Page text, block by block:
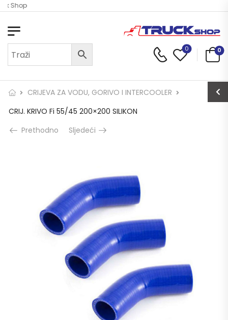
Shop
0 0
CRIJEVA ZA VODU, GORIVO I INTERCOOLER
CRIJ. KRIVO Fi 55/45 200×200 SILIKON
Prethodno
Sljedeći